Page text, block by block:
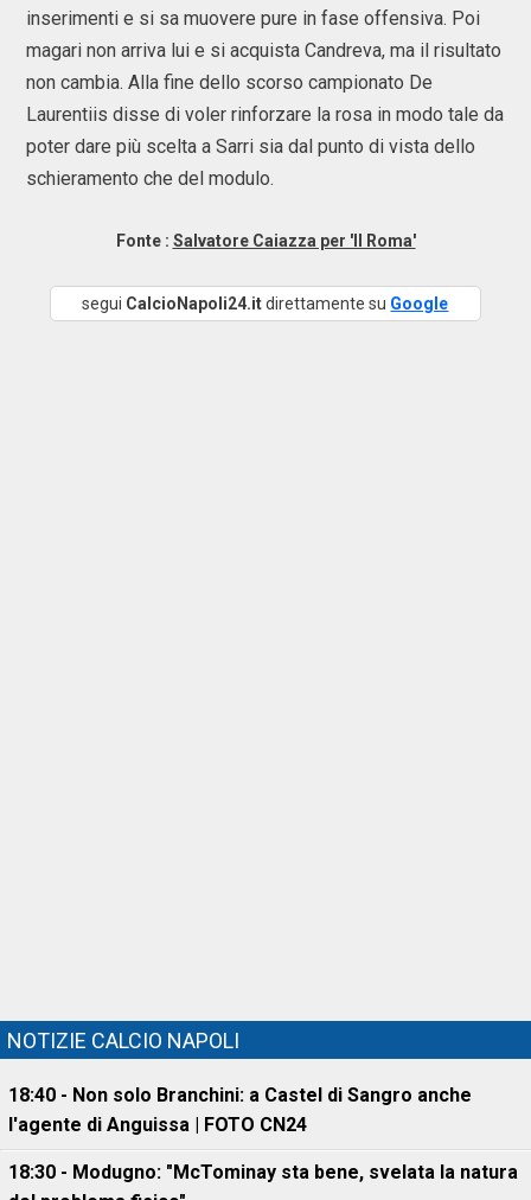
inserimenti e si sa muovere pure in fase offensiva. Poi
magari non arriva lui e si acquista Candreva, ma il risultato
non cambia. Alla fine dello scorso campionato De
Laurentiis disse di voler rinforzare la rosa in modo tale da
poter dare più scelta a Sarri sia dal punto di vista dello
schieramento che del modulo.
Fonte : Salvatore Caiazza per 'Il Roma'
segui CalcioNapoli24.itdirettamente su Google
NOTIZIE CALCIO NAPOLI
18:40 - Non solo Branchini: a Castel di Sangro anche
l'agente di Anguissa | FOTO CN24
18:30 - Modugno: "McTominay sta bene, svelata la natura